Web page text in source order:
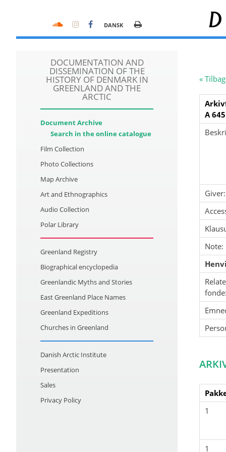
DANSK
DOCUMENTATION AND
DISSEMINATION OF THE
HISTORY OF DENMARK IN
GREENLAND AND THE
ARCTIC
Document Archive
Search in the online catalogue
Film Collection
Photo Collections
Map Archive
Art and Ethnographics
Audio Collection
Polar Library
Greenland Registry
Biographical encyclopedia
Greenlandic Myths and Stories
East Greenland Place Names
Greenland Expeditions
Churches in Greenland
Danish Arctic Institute
Presentation
Sales
Privacy Policy
«
A 645
Giver:
Note:
fonde:
1
1